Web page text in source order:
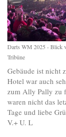
Darts WM 2025 - Blick
Tribüne
Gebäude ist nicht
Hotel war auch
zum Ally Pally zu
waren nicht das
Tage und liebe
V.+ U. L